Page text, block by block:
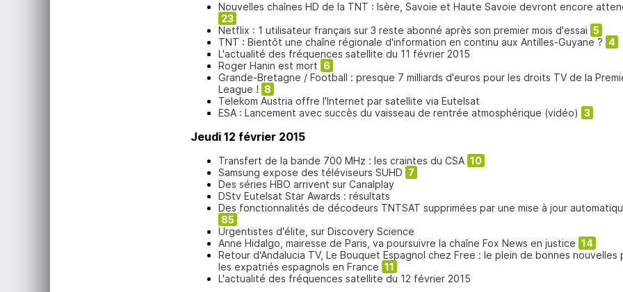
Nouvelles chaînes HD de la TNT : Isère, Savoie et Haute Savoie devront encore
23
Netflix : 1 utilisateur français sur 3 reste abonné après son premier mois d'essai 5
TNT : Bientôt une chaîne régionale d'information en continu aux Antilles-Guyane ? 4
L'actualité des fréquences satellite du 11 février 2015
Roger Hanin est mort 6
Grande-Bretagne / Football : presque 7 milliards d'euros pour les droits TV de la
League ! 8
Telekom Austria offre l'Internet par satellite via Eutelsat
ESA : Lancement avec succès du vaisseau de rentrée atmosphérique (vidéo) 3
Jeudi 12 février 2015
Transfert de la bande 700 MHz : les craintes du CSA 10
Samsung expose des téléviseurs SUHD 7
Des séries HBO arrivent sur Canalplay
DStv Eutelsat Star Awards : résultats
Des fonctionnalités de décodeurs TNTSAT supprimées par une mise à jour
85
Urgentistes d'élite, sur Discovery Science
Anne Hidalgo, mairesse de Paris, va poursuivre la chaîne Fox News en justice 14
Retour d'Andalucia TV, Le Bouquet Espagnol chez Free : le plein de bonnes nouvelles
les expatriés espagnols en France 11
L'actualité des fréquences satellite du 12 février 2015